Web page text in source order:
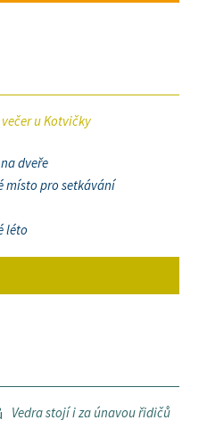
večer u Kotvičky
dveře
místo pro setkávání
léto
Vedra stojí i za únavou řidičů